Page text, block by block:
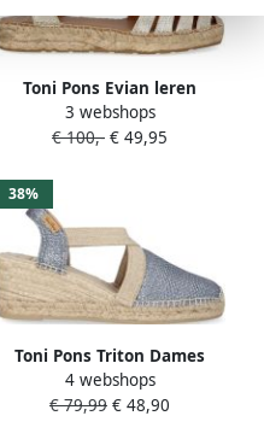
Toni Pons Evian leren
espadrilles met dierenprint
goud
3 webshops
€ 100,- € 49,95
38%
Toni Pons Triton Dames
Espadrilles Texa
4 webshops
€ 79,99 € 48,90